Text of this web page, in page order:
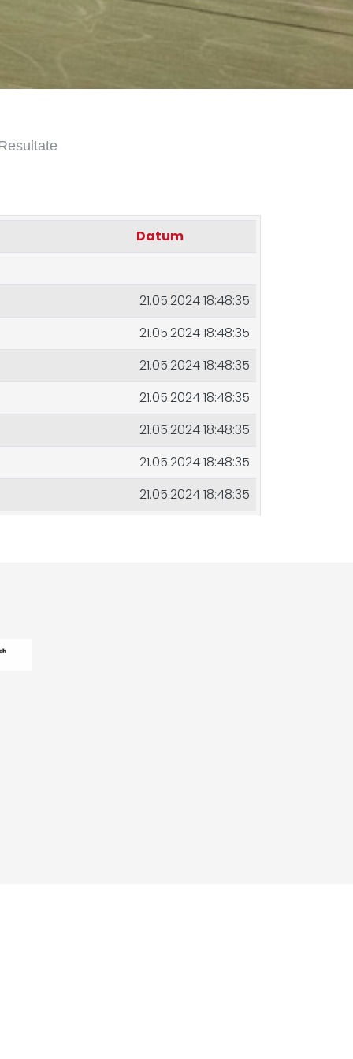
Datum
21.05.2024 18:48:35
21.05.2024 18:48:35
21.05.2024 18:48:35
21.05.2024 18:48:35
21.05.2024 18:48:35
21.05.2024 18:48:35
21.05.2024 18:48:35